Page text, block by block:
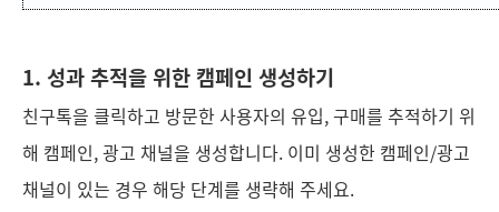
1. 성과 추적을 위한 캠페인 생성하기
친구톡을 클릭하고 방문한 사용자의 유입, 구매를 추적하기 위
해 캠페인, 광고 채널을 생성합니다. 이미 생성한 캠페인/광고
채널이 있는 경우 해당 단계를 생략해 주세요.